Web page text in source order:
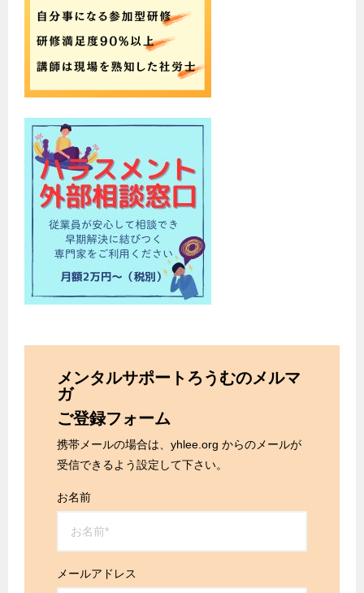
メンタルサポートろうむのメルマ
ガ
ご登録フォーム
携帯メールの場合は、yhlee.org からのメールが
受信できるよう設定して下さい。
お名前
メールアドレス